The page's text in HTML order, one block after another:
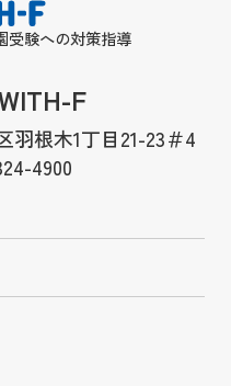
受験への対策指導
F
羽根木1丁目21-23＃4
4900